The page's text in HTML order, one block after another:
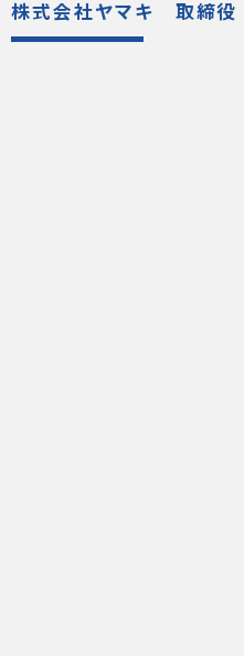
株式会社ヤマキ 取締